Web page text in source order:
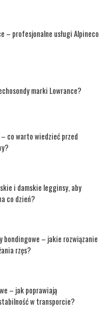
– profesjonalne usługi Alpineco
marki Lowrance?
co warto wiedzieć przed
i damskie legginsy, aby
co dzień?
bondingowe – jakie rozwiązanie
rzęs?
– jak poprawiają
w transporcie?